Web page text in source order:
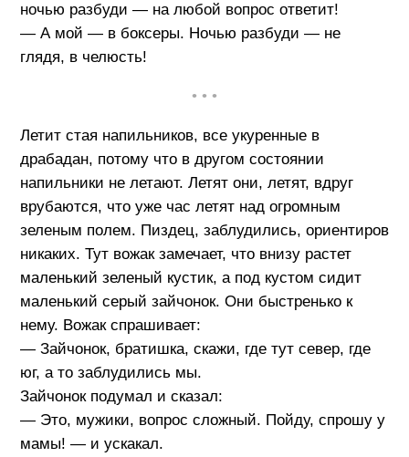
ночью разбуди — на любой вопрос ответит!
— А мой — в боксеры. Ночью разбуди — не
глядя, в челюсть!
• • •
Летит стая напильников, все укуренные в
драбадан, потому что в другом состоянии
напильники не летают. Летят они, летят, вдруг
врубаются, что уже час летят над огромным
зеленым полем. Пиздец, заблудились, ориентиров
никаких. Тут вожак замечает, что внизу растет
маленький зеленый кустик, а под кустом сидит
маленький серый зайчонок. Они быстренько к
нему. Вожак спрашивает:
— Зайчонок, братишка, скажи, где тут север, где
юг, а то заблудились мы.
Зайчонок подумал и сказал:
— Это, мужики, вопрос сложный. Пойду, спрошу у
мамы! — и ускакал.